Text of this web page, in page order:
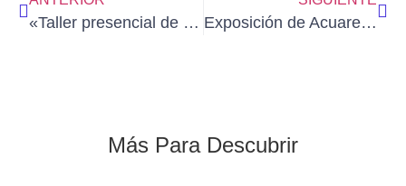
«Taller presencial de Paisaje Imaginado» impartido por ENRIQUE ALDA en Madrid (sábado 21 de marzo de 2026) Exposición de Acuarelas de FRANCISCO JOSÉ CARVAJAL ÁLVARO en Madrid (del 2 al 31/3/2026)
Más Para Descubrir